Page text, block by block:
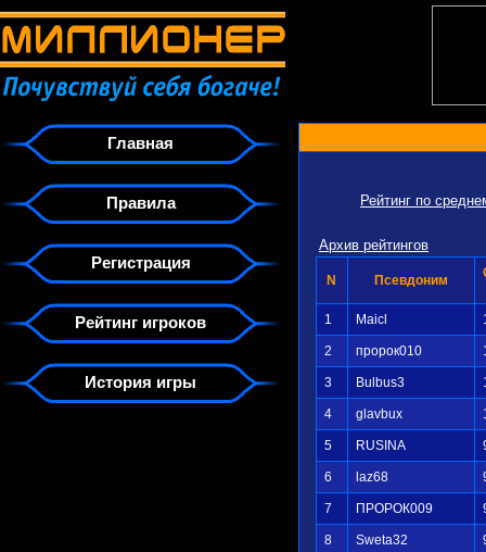
Главная
Правила
Регистрация
Рейтинг игроков
История игры
Рейтинг по
Архив рейтингов
N Псевдоним
1 Maicl
2 пророк010
3 Bulbus3
4 glavbux
5 RUSINA
6 laz68
7 ПРОРОК009
8 Sweta32